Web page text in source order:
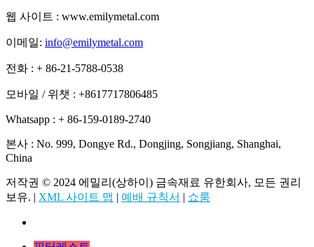
웹 사이트 : www.emilymetal.com
이메일: info@emilymetal.com
전화 : + 86-21-5788-0538
모바일 / 위챗 : +8617717806485
Whatsapp : + 86-159-0189-2740
본사 : No. 999, Dongye Rd., Dongjing, Songjiang, Shanghai,
China
저작권 © 2024 에밀리(상하이) 금속재료 유한회사, 모든 권리
보유. | XML 사이트 맵 | 예배 규칙서 | 쇼룸